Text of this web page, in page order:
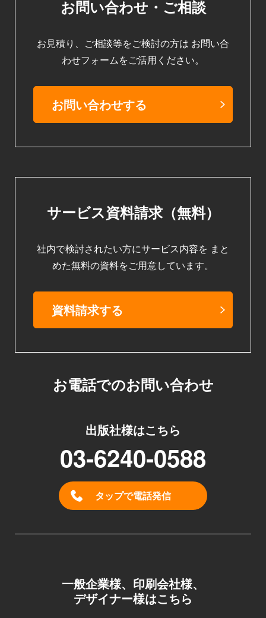
お問い合わせ・ご相談
お見積り、ご相談等をご検討の方は お問い合
わせフォームをご活用ください。
お問い合わせする
サービス資料請求（無料）
社内で検討されたい方にサービス内容を まと
めた無料の資料をご用意しています。
資料請求する
お電話でのお問い合わせ
出版社様はこちら
03-6240-0588
タップで電話発信
一般企業様、印刷会社様、
デザイナー様はこちら